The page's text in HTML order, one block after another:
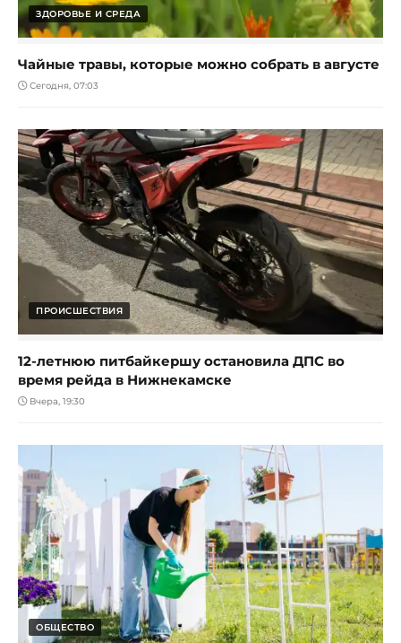
ЗДОРОВЬЕ И СРЕДА
Чайные травы, которые можно собрать в августе
Сегодня, 07:03
ПРОИСШЕСТВИЯ
12-летнюю питбайкершу остановила ДПС во
время рейда в Нижнекамске
Вчера, 19:30
ОБЩЕСТВО